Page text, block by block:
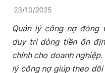
23/10/2025
Quản lý công nợ
duy trì dòng tiền ổn
chính cho doanh
lý công nợ giúp theo